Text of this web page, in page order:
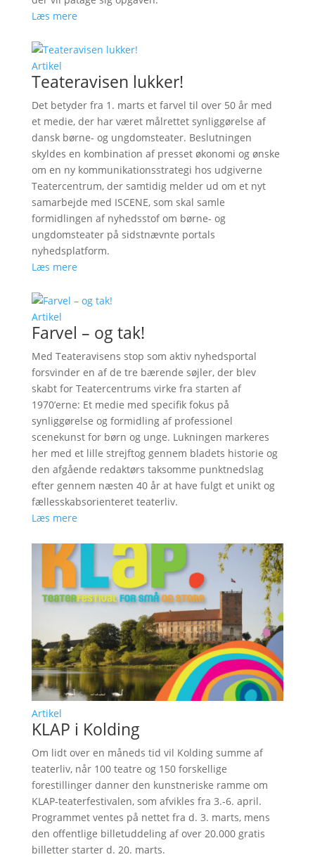
Læs mere
Artikel
Teateravisen lukker!
Det betyder fra 1. marts et farvel til over 50 år med
et medie, der har været målrettet synliggørelse af
dansk børne- og ungdomsteater. Beslutningen
skyldes en kombination af presset økonomi og ønske
om en ny kommunikationsstrategi hos udgiverne
Teatercentrum, der samtidig melder ud om et nyt
samarbejde med ISCENE, som skal samle
formidlingen af nyhedsstof om børne- og
ungdomsteater på sidstnævnte portals
nyhedsplatform.
Læs mere
Artikel
Farvel – og tak!
Med Teateravisens stop som aktiv nyhedsportal
forsvinder en af de tre bærende søjler, der blev
skabt for Teatercentrums virke fra starten af
1970’erne: Et medie med specifik fokus på
synliggørelse og formidling af professionel
scenekunst for børn og unge. Lukningen markeres
her med et lille strejftog gennem bladets historie og
den afgående redaktørs taksomme punktnedslag
efter gennem næsten 40 år at have fulgt et unikt og
fællesskabsorienteret teaterliv.
Læs mere
Artikel
KLAP i Kolding
Om lidt over en måneds tid vil Kolding summe af
teaterliv, når 100 teatre og 150 forskellige
forestillinger danner den kunstneriske ramme om
KLAP-teaterfestivalen, som afvikles fra 3.-6. april.
Programmet ventes på nettet fra d. 3. marts, mens
den offentlige billetuddeling af over 20.000 gratis
billetter starter d. 20. marts.